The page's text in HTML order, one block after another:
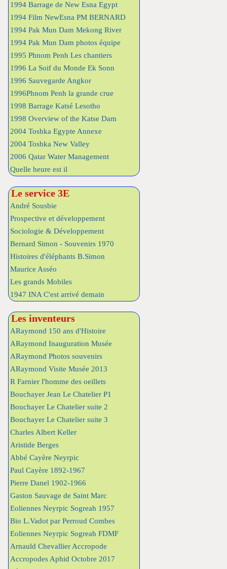
1994 Barrage de New Esna Egypt
1994 Film NewEsna PM BERNARD
1994 Pak Mun Dam Mekong River
1994 Pak Mun Dam photos équipe
1995 Phnom Penh Les chantiers
1996 La Soif du Monde Ek Sonn
1996 Sauvegarde Angkor
1996Phnom Penh la grande crue
1998 Barrage Katsé Lesotho
1998 Overview of the Katse Dam
2004 Toshka Egypte Annexe
2004 Toshka New Valley
2006 Qatar Water Management
Quelle heure est il
Le service 3E
André Sousbie
Prospective et développement
Sociologie & Développement
Bernard Simon - Souvenirs 1970
Histoires d'éléphants B.Simon
Maurice Asséo
Les grands Mobiles
1947 INA C'est arrivé demain
Les inventeurs
ARaymond 150 ans d'Histoire
ARaymond Inauguration Musée
ARaymond Photos souvenirs
ARaymond Visite Musée 2013
R Farnier l'homme des oeillets
Bouchayer Jean Le Chatelier P1
Bouchayer Le Chatelier suite 2
Bouchayer Le Chatelier suite 3
Charles Albert Keller
Aristide Berges
Abbé Cayère Neyrpic
Paul Cayère 1892-1967
Pierre Danel 1902-1966
Gaston Sauvage de Saint Marc
Eoliennes Neyrpic Sogreah 1957
Bio L.Vadot par Perroud Combes
Eoliennes Neyrpic Sogreah FDMF
Arnauld Chevallier Accropode
Accropodes Aphid Octobre 2017